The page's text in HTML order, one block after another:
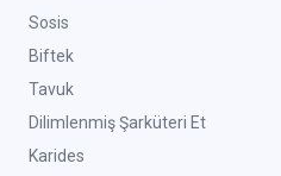
Sosis
Biftek
Tavuk
Dilimlenmiş Şarküteri Et
Karides